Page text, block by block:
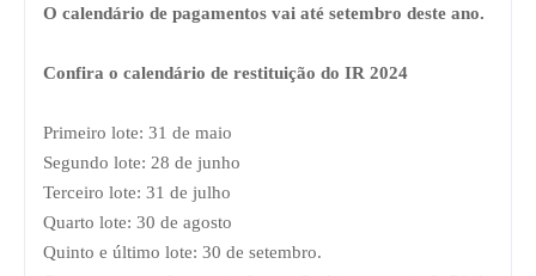
O calendário de pagamentos vai até setembro deste ano.
Confira o calendário de restituição do IR 2024
Primeiro lote: 31 de maio
Segundo lote: 28 de junho
Terceiro lote: 31 de julho
Quarto lote: 30 de agosto
Quinto e último lote: 30 de setembro.